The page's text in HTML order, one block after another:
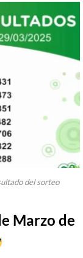
del sorteo
Marzo de